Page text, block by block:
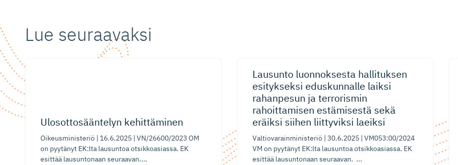
Lue seuraavaksi
​Ulosotto­sääntelyn kehittäminen
Oikeusministeriö | 16.6.2025 | VN/26600/2023 OM
on pyytänyt EK:lta lausuntoa otsikkoasiassa. EK
esittää lausuntonaan seuraavan....
Lausunto luonnoksesta hallituksen
esitykseksi eduskunnalle laiksi
rahanpesun ja terrorismin
rahoittamisen estämisestä sekä
eräiksi siihen liittyviksi laeiksi
Valtiovarainministeriö | 30.6.2025 | VM053:00/2024
VM on pyytänyt EK:lta lausuntoa otsikkoasiassa. EK
esittää lausuntonaan seuraavan. ...